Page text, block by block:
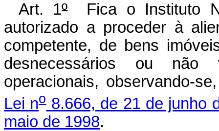
Art. 1ºFica o Instituto
autorizado a proceder à
competente, de bens
desnecessários ou não
operacionais, observando-
Lei no8.666, de 21 de junho
maio de 1998.